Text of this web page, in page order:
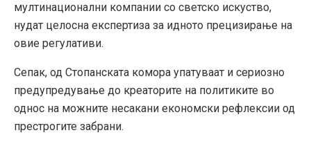
мултинационални компании со светско искуство,
нудат целосна експертиза за идното прецизирање на
овие регулативи.
Сепак, од Стопанската комора упатуваат и сериозно
предупредување до креаторите на политиките во
однос на можните несакани економски рефлексии од
престрогите забрани.